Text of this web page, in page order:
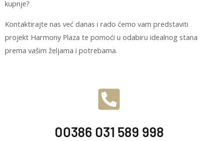
kupnje?
Kontaktirajte nas već danas i rado ćemo vam predstaviti
projekt Harmony Plaza te pomoći u odabiru idealnog stana
prema vašim željama i potrebama.
00386 031 589 998